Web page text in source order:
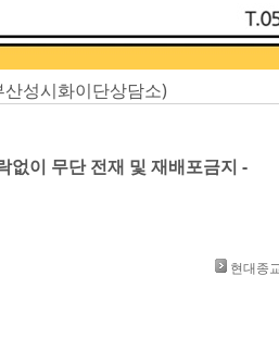
성시화이단상담소)
이 무단 전재 및 재배포금지 -​
현대종